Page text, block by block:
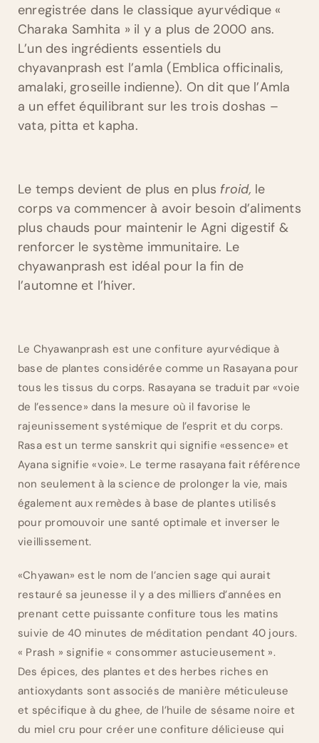
enregistrée dans le classique ayurvédique «
Charaka Samhita » il y a plus de 2000 ans.
L’un des ingrédients essentiels du
chyavanprash est l’amla (Emblica officinalis,
amalaki, groseille indienne). On dit que l’Amla
a un effet équilibrant sur les trois doshas –
vata, pitta et kapha.
Le temps devient de plus en plus froid, le
corps va commencer à avoir besoin d’aliments
plus chauds pour maintenir le Agni digestif &
renforcer le système immunitaire. Le
chyawanprash est idéal pour la fin de
l’automne et l’hiver.
Le Chyawanprash est une confiture ayurvédique à
base de plantes considérée comme un Rasayana pour
tous les tissus du corps. Rasayana se traduit par «voie
de l’essence» dans la mesure où il favorise le
rajeunissement systémique de l’esprit et du corps.
Rasa est un terme sanskrit qui signifie «essence» et
Ayana signifie «voie». Le terme rasayana fait référence
non seulement à la science de prolonger la vie, mais
également aux remèdes à base de plantes utilisés
pour promouvoir une santé optimale et inverser le
vieillissement.
«Chyawan» est le nom de l’ancien sage qui aurait
restauré sa jeunesse il y a des milliers d’années en
prenant cette puissante confiture tous les matins
suivie de 40 minutes de méditation pendant 40 jours.
« Prash » signifie « consommer astucieusement ».
Des épices, des plantes et des herbes riches en
antioxydants sont associés de manière méticuleuse
et spécifique à du ghee, de l’huile de sésame noire et
du miel cru pour créer une confiture délicieuse qui